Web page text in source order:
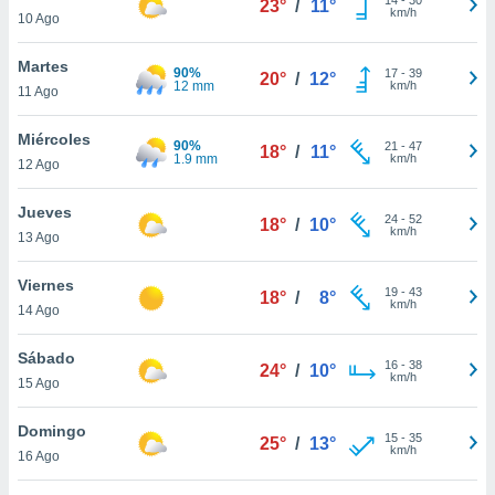
más
nuestra
y
de
disponible
cookies
aceptar
10 Ago
23° / 11°
km/h
Martes
11 Ago
90%
12 mm
20° / 12° 17- 39
km/h
Miércoles
12 Ago
90%
1.9 mm
18° / 11° 21 - 47
km/h
Jueves
13 Ago
18° / 10° 24- 52
km/h
Viernes
14 Ago
18° / 8° 19- 43
km/h
Sábado
15 Ago
24° / 10° 16- 38
km/h
Domingo
16 Ago
25° / 13° 15- 35
km/h